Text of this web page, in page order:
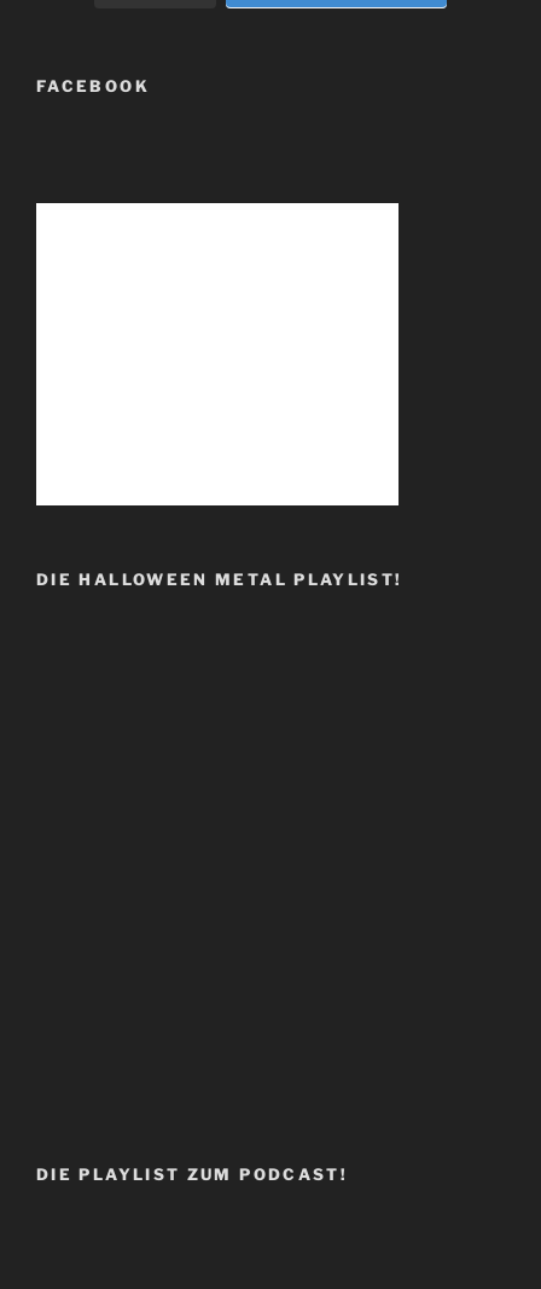
FACEBOOK
DIE HALLOWEEN METAL PLAYLIST!
DIE PLAYLIST ZUM PODCAST!